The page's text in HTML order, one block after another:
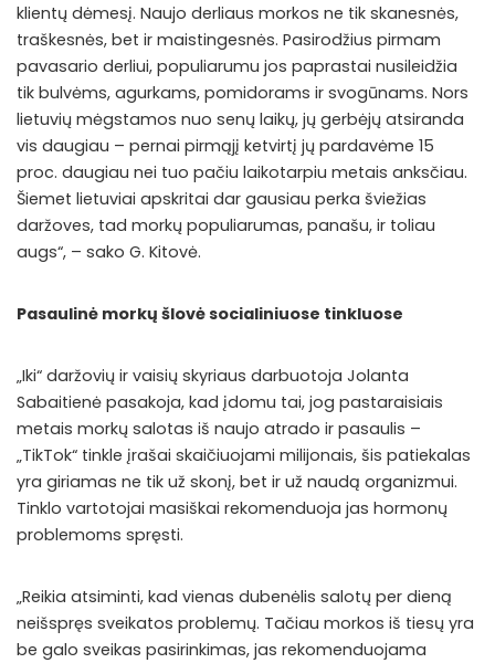
klientų dėmesį. Naujo derliaus morkos ne tik skanesnės,
traškesnės, bet ir maistingesnės. Pasirodžius pirmam
pavasario derliui, populiarumu jos paprastai nusileidžia
tik bulvėms, agurkams, pomidorams ir svogūnams. Nors
lietuvių mėgstamos nuo senų laikų, jų gerbėjų atsiranda
vis daugiau – pernai pirmąjį ketvirtį jų pardavėme 15
proc. daugiau nei tuo pačiu laikotarpiu metais anksčiau.
Šiemet lietuviai apskritai dar gausiau perka šviežias
daržoves, tad morkų populiarumas, panašu, ir toliau
augs“, – sako G. Kitovė.
Pasaulinė morkų šlovė socialiniuose tinkluose
„Iki“ daržovių ir vaisių skyriaus darbuotoja Jolanta
Sabaitienė pasakoja, kad įdomu tai, jog pastaraisiais
metais morkų salotas iš naujo atrado ir pasaulis –
„TikTok“ tinkle įrašai skaičiuojami milijonais, šis patiekalas
yra giriamas ne tik už skonį, bet ir už naudą organizmui.
Tinklo vartotojai masiškai rekomenduoja jas hormonų
problemoms spręsti.
„Reikia atsiminti, kad vienas dubenėlis salotų per dieną
neišspręs sveikatos problemų. Tačiau morkos iš tiesų yra
be galo sveikas pasirinkimas, jas rekomenduojama